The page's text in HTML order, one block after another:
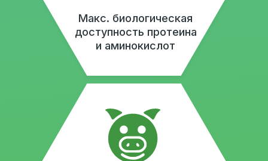
Ферментация с использованием специально
подобранных микроорганизмов и ферментов
позволяет не только устранить
антипитательные факторы, но и улучшить
структуру и состав продукта. Это делает
«СойкоЛак» идеальным выбором для
рационов сельскохозяйственных животных,
обеспечивая их стабильный рост и
БЕСПЛАТНАЯ КОНСУЛЬТАЦИЯ ПО ПРОДУКЦИИ